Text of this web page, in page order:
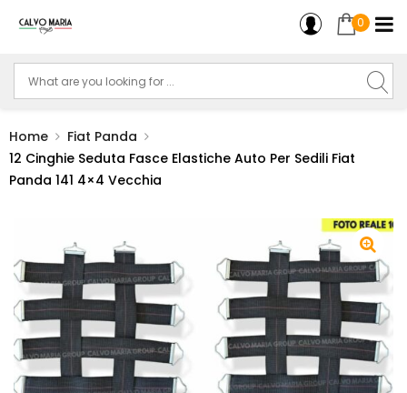
0
Home
Fiat Panda
12 Cinghie Seduta Fasce Elastiche Auto Per Sedili Fiat
Panda 141 4×4 Vecchia